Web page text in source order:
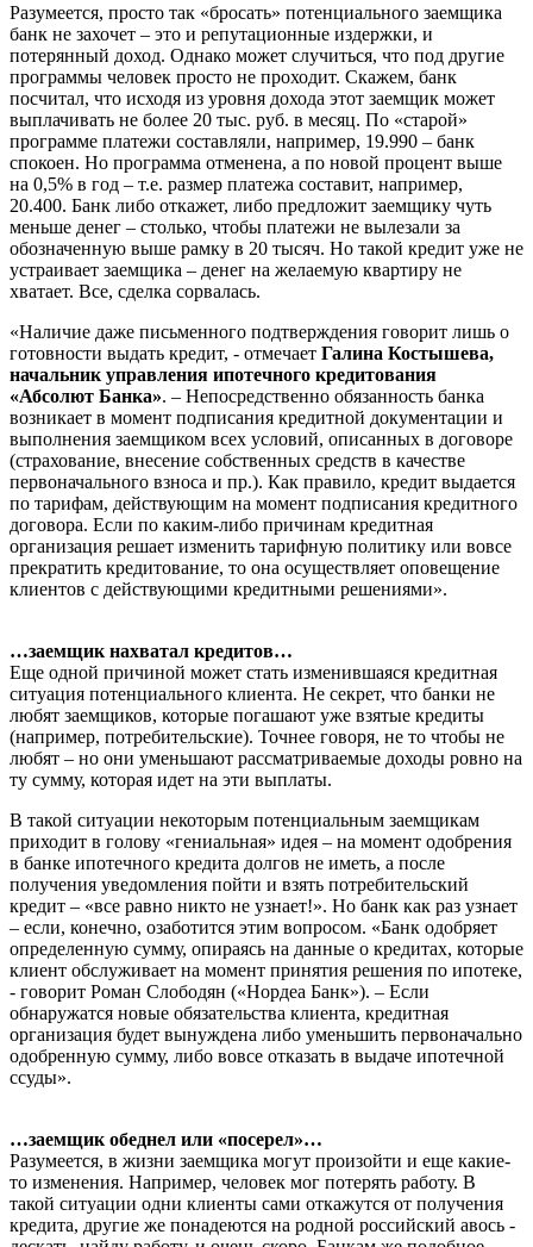
Разумеется, просто так «бросать» потенциального заемщика
банк не захочет – это и репутационные издержки, и
потерянный доход. Однако может случиться, что под другие
программы человек просто не проходит. Скажем, банк
посчитал, что исходя из уровня дохода этот заемщик может
выплачивать не более 20 тыс. руб. в месяц. По «старой»
программе платежи составляли, например, 19.990 – банк
спокоен. Но программа отменена, а по новой процент выше
на 0,5% в год – т.е. размер платежа составит, например,
20.400. Банк либо откажет, либо предложит заемщику чуть
меньше денег – столько, чтобы платежи не вылезали за
обозначенную выше рамку в 20 тысяч. Но такой кредит уже не
устраивает заемщика – денег на желаемую квартиру не
хватает. Все, сделка сорвалась.
«Наличие даже письменного подтверждения говорит лишь о
готовности выдать кредит, - отмечает Галина Костышева,
начальник управления ипотечного кредитования
«Абсолют Банка». – Непосредственно обязанность банка
возникает в момент подписания кредитной документации и
выполнения заемщиком всех условий, описанных в договоре
(страхование, внесение собственных средств в качестве
первоначального взноса и пр.). Как правило, кредит выдается
по тарифам, действующим на момент подписания кредитного
договора. Если по каким-либо причинам кредитная
организация решает изменить тарифную политику или вовсе
прекратить кредитование, то она осуществляет оповещение
клиентов с действующими кредитными решениями».
…заемщик нахватал кредитов…
Еще одной причиной может стать изменившаяся кредитная
ситуация потенциального клиента. Не секрет, что банки не
любят заемщиков, которые погашают уже взятые кредиты
(например, потребительские). Точнее говоря, не то чтобы не
любят – но они уменьшают рассматриваемые доходы ровно на
ту сумму, которая идет на эти выплаты.
В такой ситуации некоторым потенциальным заемщикам
приходит в голову «гениальная» идея – на момент одобрения
в банке ипотечного кредита долгов не иметь, а после
получения уведомления пойти и взять потребительский
кредит – «все равно никто не узнает!». Но банк как раз узнает
– если, конечно, озаботится этим вопросом. «Банк одобряет
определенную сумму, опираясь на данные о кредитах, которые
клиент обслуживает на момент принятия решения по ипотеке,
- говорит Роман Слободян («Нордеа Банк»). – Если
обнаружатся новые обязательства клиента, кредитная
организация будет вынуждена либо уменьшить первоначально
одобренную сумму, либо вовсе отказать в выдаче ипотечной
ссуды».
…заемщик обеднел или «посерел»…
Разумеется, в жизни заемщика могут произойти и еще какие-
то изменения. Например, человек мог потерять работу. В
такой ситуации одни клиенты сами откажутся от получения
кредита, другие же понадеются на родной российский авось -